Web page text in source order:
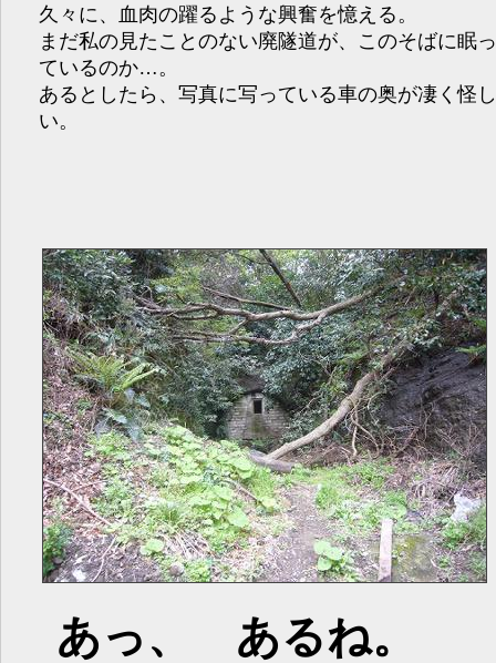
久々に、血肉の躍るような興奮を憶える。
まだ私の見たことのない廃隧道が、このそばに眠
ているのか…。
あるとしたら、写真に写っている車の奥が凄く怪
い。
あっ、 あるね。